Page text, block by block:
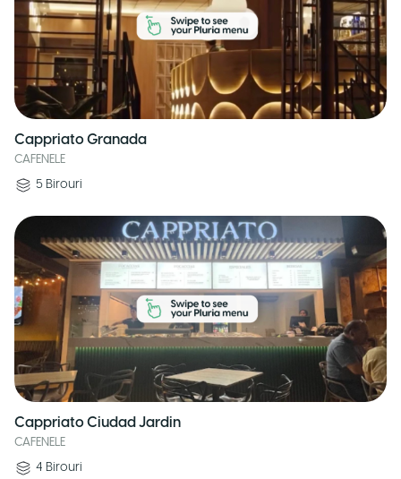
Cappriato Granada
CAFENELE
5 Birouri
Cappriato Ciudad Jardin
CAFENELE
4 Birouri